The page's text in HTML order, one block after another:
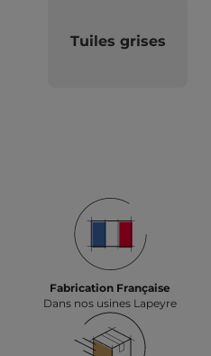
Tuiles grises
Fabrication Française
Dans nos usines Lapeyre